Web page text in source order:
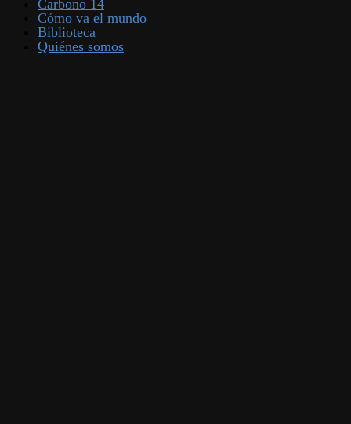
Carbono 14
Cómo va el mundo
Biblioteca
Quiénes somos